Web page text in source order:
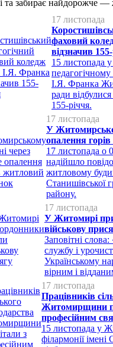
та забирає найдорожче
17 листопада
фаховий
відзначив
15 листопада
І.Я. Франка
ради
155-річчя.
17 листопада
У
опалення
17 листопада о
надійшло
житловому
Станишівської
району.
17 листопада
У Житомирі
військову
Заповітні
службу і
Українському
вірним і
17 листопада
Працівників
Житомирщини
професійним
15 листопада у
філармонії імені